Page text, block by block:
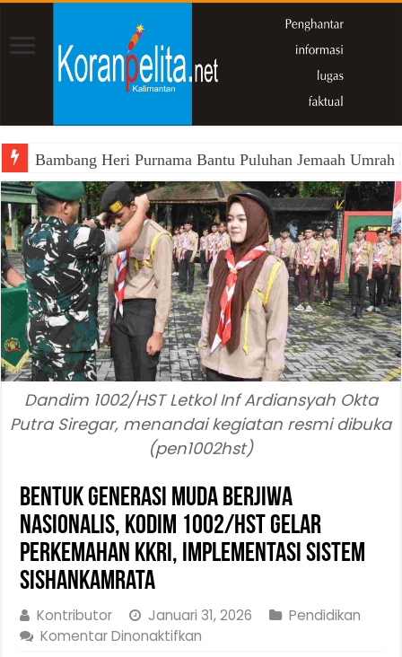
Bambang Heri Purnama Bantu Puluhan Jemaah
Dandim 1002/HST Letkol Inf Ardiansyah Okta
Putra Siregar, menandai kegiatan resmi dibuka
(pen1002hst)
Bentuk Generasi Muda Berjiwa
Nasionalis, Kodim 1002/HST Gelar
Perkemahan KKRI, Implementasi Sistem
Sishankamrata
Kontributor Januari 31, 2026
Pendidikan
Komentar Dinonaktifkan